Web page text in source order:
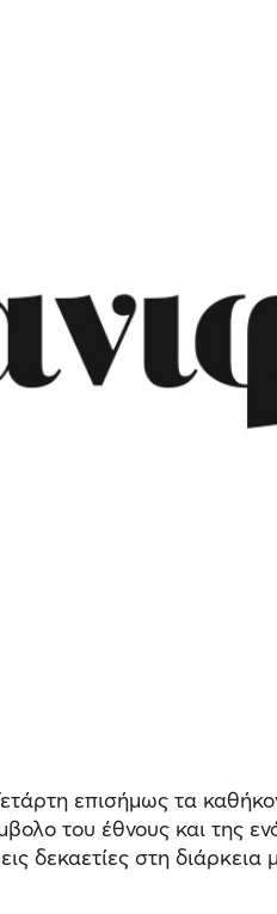
επισήμως τα
του έθνους και της
δεκαετίες στη διάρκεια